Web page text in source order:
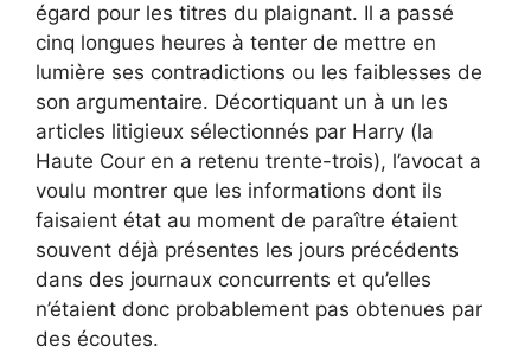
égard pour les titres du plaignant. Il a passé
cinq longues heures à tenter de mettre en
lumière ses contradictions ou les faiblesses de
son argumentaire. Décortiquant un à un les
articles litigieux sélectionnés par Harry (la
Haute Cour en a retenu trente-trois), l’avocat a
voulu montrer que les informations dont ils
faisaient état au moment de paraître étaient
souvent déjà présentes les jours précédents
dans des journaux concurrents et qu’elles
n’étaient donc probablement pas obtenues par
des écoutes.